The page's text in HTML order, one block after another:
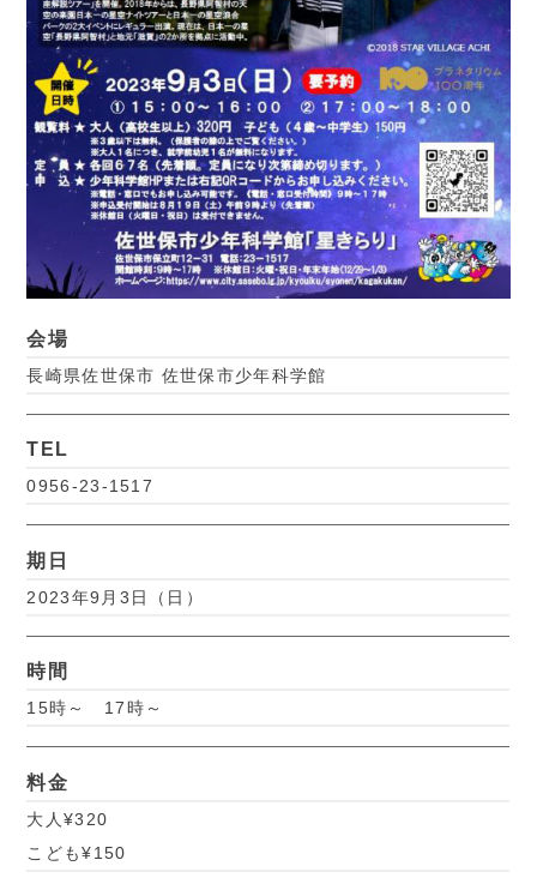
会場
長崎県佐世保市 佐世保市少年科学館
TEL
0956-23-1517
期日
2023年9月3日（日）
時間
15時～ 17時～
料金
大人¥320
こども¥150